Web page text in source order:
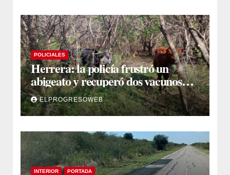
POLICIALES
Herrera: la policía frustró un
abigeato y recuperó dos vacunos
ocultos en una zona montuosa
ELPROGRESOWEB
INTERIOR PORTADA